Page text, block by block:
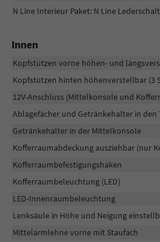
N Line Interieur Paket: N Line
Innen
Kopfstützen vorne höhen- und
Kopfstützen hinten höhenverstellbar (3
12V-Anschluss (Mittelkonsole und
Ablagefächer und Getränkehalter in den
Getränkehalter in der Mittelkonsole
Kofferraumabdeckung ausziehbar (nur
Kofferraumbefestigungshaken
Kofferraumbeleuchtung (LED)
LED-Innenraumbeleuchtung
Lenksäule in Höhe und Neigung
Mittelarmlehne vorne mit Staufach